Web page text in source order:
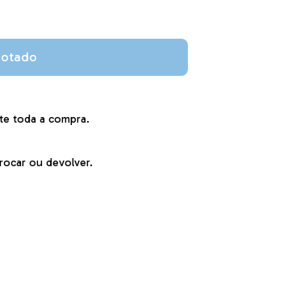
toda a compra.
ou devolver.